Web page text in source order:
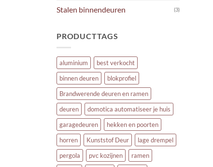
Stalen binnendeuren (3)
PRODUCTTAGS
aluminium
best verkocht
binnen deuren
blokprofiel
Brandwerende deuren en ramen
deuren
domotica automatiseer je huis
garagedeuren
hekken en poorten
horren
Kunststof Deur
lage drempel
pergola
pvc kozijnen
ramen